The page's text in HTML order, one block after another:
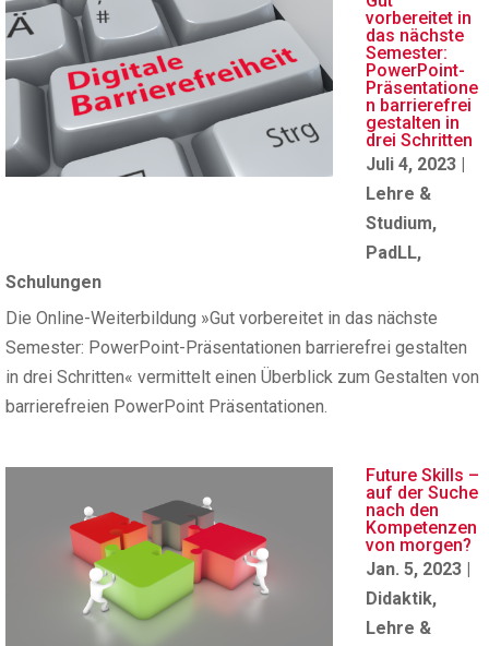
vorbereitet in
das nächste
Semester:
PowerPoint-
Präsentatione
n barrierefrei
gestalten in
drei Schritten
Juli 4, 2023 |
Lehre &
Studium,
PadLL,
Schulungen
Die Online-Weiterbildung »Gut vorbereitet in das nächste
Semester: PowerPoint-Präsentationen barrierefrei gestalten
in drei Schritten« vermittelt einen Überblick zum Gestalten von
barrierefreien PowerPoint Präsentationen.
Future Skills –
auf der Suche
nach den
Kompetenzen
von morgen?
Jan. 5, 2023 |
Didaktik,
Lehre &